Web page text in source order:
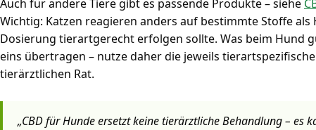
Auch für andere Tiere gibt es passende Produkte – siehe
Wichtig: Katzen reagieren anders auf bestimmte Stoffe als
Dosierung tierartgerecht erfolgen sollte. Was beim Hund
eins übertragen – nutze daher die jeweils
tierärztlichen Rat.
„CBD für Hunde ersetzt keine tierärztliche Behandlung – es